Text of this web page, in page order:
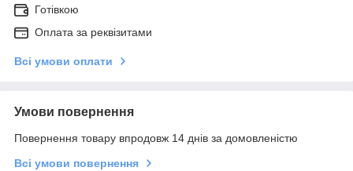
Готівкою
Оплата за реквізитами
Всі умови оплати
Умови повернення
Повернення товару впродовж 14 днів за домовленістю
Всі умови повернення